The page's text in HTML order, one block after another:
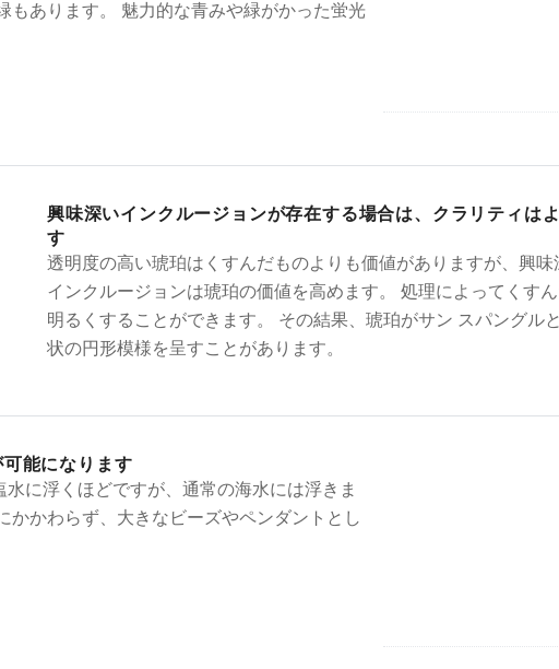
もあります。 魅力的な青みや緑がかった蛍光
興味深いインクルージョンが存在する場合は、クラリティは
す
透明度の高い琥珀はくすんだものよりも価値がありますが、興
インクルージョンは琥珀の価値を高めます。 処理によってくす
明るくすることができます。 その結果、琥珀がサン スパングル
状の円形模様を呈すことがあります。
能になります
に浮くほどですが、通常の海水には浮きま
かかわらず、大きなビーズやペンダントとし